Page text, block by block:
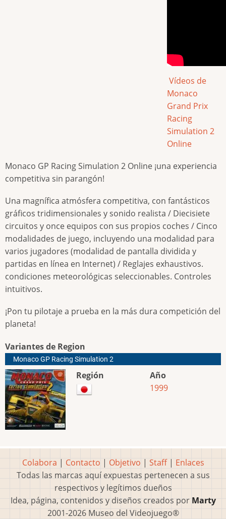
Vídeos de
Monaco
Grand Prix
Racing
Simulation 2
Online
Monaco GP Racing Simulation 2 Online ¡una experiencia
competitiva sin parangón!
Una magnífica atmósfera competitiva, con fantásticos
gráficos tridimensionales y sonido realista / Diecisiete
circuitos y once equipos con sus propios coches / Cinco
modalidades de juego, incluyendo una modalidad para
varios jugadores (modalidad de pantalla dividida y
partidas en línea en Internet) / Reglajes exhaustivos.
condiciones meteorológicas seleccionables. Controles
intuitivos.
¡Pon tu pilotaje a prueba en la más dura competición del
planeta!
Variantes de Region
Monaco GP Racing Simulation 2
Región
Año
1999
Colabora | Contacto | Objetivo | Staff| Enlaces
Todas las marcas aquí expuestas pertenecen a sus
respectivos y legítimos dueños
Idea, página, contenidos y diseños creados por Marty
2001-2026 Museo del Videojuego®